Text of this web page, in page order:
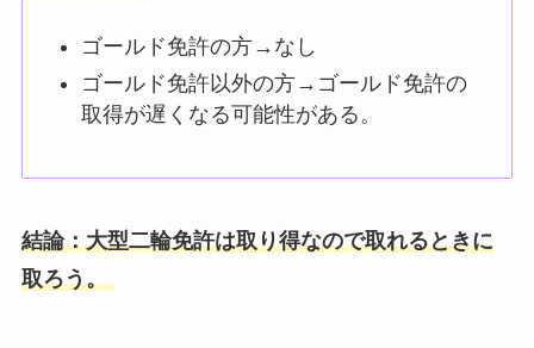
ゴールド免許の方→なし
ゴールド免許以外の方→ ゴールド免許の
取得が遅くなる可能性がある。
結論：大型二輪免許は取り得なので取れるときに
取ろう。